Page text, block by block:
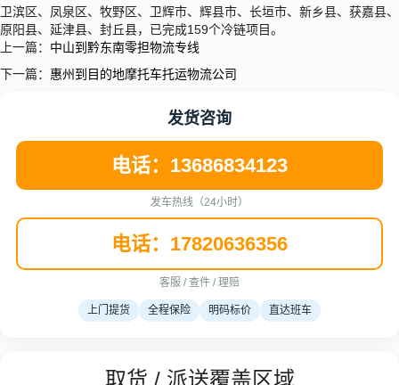
卫滨区、凤泉区、牧野区、卫辉市、辉县市、长垣市、新乡县、获嘉县、
原阳县、延津县、封丘县，已完成159个冷链项目。
上一篇： 中山到黔东南零担物流专线
下一篇： 惠州到目的地摩托车托运物流公司
发货咨询
电话：13686834123
发车热线（24小时）
电话：17820636356
客服 / 查件 / 理赔
上门提货 全程保险 明码标价 直达班车
取货 / 派送覆盖区域